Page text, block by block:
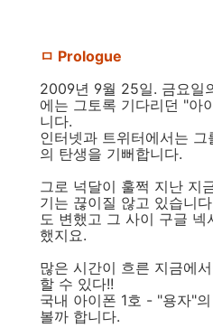
ㅁ Prologue
2009년 9월 25일. 금요일
에는 그토록 기다리던 "아
니다.
인터넷과 트위터에서는
의 탄생을 기뻐합니다.
그로 넉달이 훌쩍 지난 지
기는 끊이질 않고 있습니
도 변했고 그 사이 구글 넥
했지요.
많은 시간이 흐른 지금에
할 수 있다!!
국내 아이폰 1호 - "용자"
볼까 합니다.